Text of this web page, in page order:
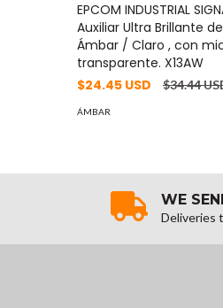
EPCOM INDUSTRIAL
Auxiliar Ultra Brillante
Ámbar / Claro , con
transparente. X13AW
$24.45 USD
$34.44
ÁMBAR
WE
Deliveries